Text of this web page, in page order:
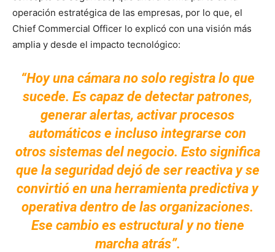
operación estratégica de las empresas, por lo que, el
Chief Commercial Officer lo explicó con una visión más
amplia y desde el impacto tecnológico:
“Hoy una cámara no solo registra lo que
sucede. Es capaz de detectar patrones,
generar alertas, activar procesos
automáticos e incluso integrarse con
otros sistemas del negocio. Esto significa
que la seguridad dejó de ser reactiva y se
convirtió en una herramienta predictiva y
operativa dentro de las organizaciones.
Ese cambio es estructural y no tiene
marcha atrás”.